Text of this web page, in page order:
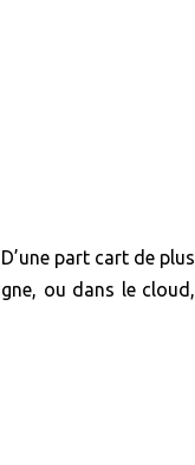
part cart de plus
ou dans le cloud,